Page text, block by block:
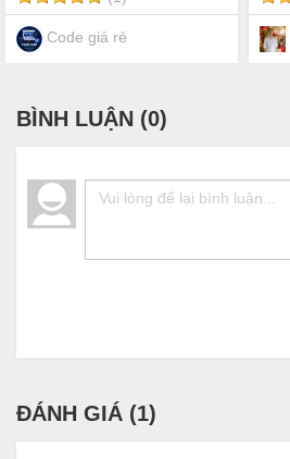
travel booking hotel
booking tour
Code giá rẻ
BÌNH LUẬN (0)
ĐÁNH GIÁ (1)